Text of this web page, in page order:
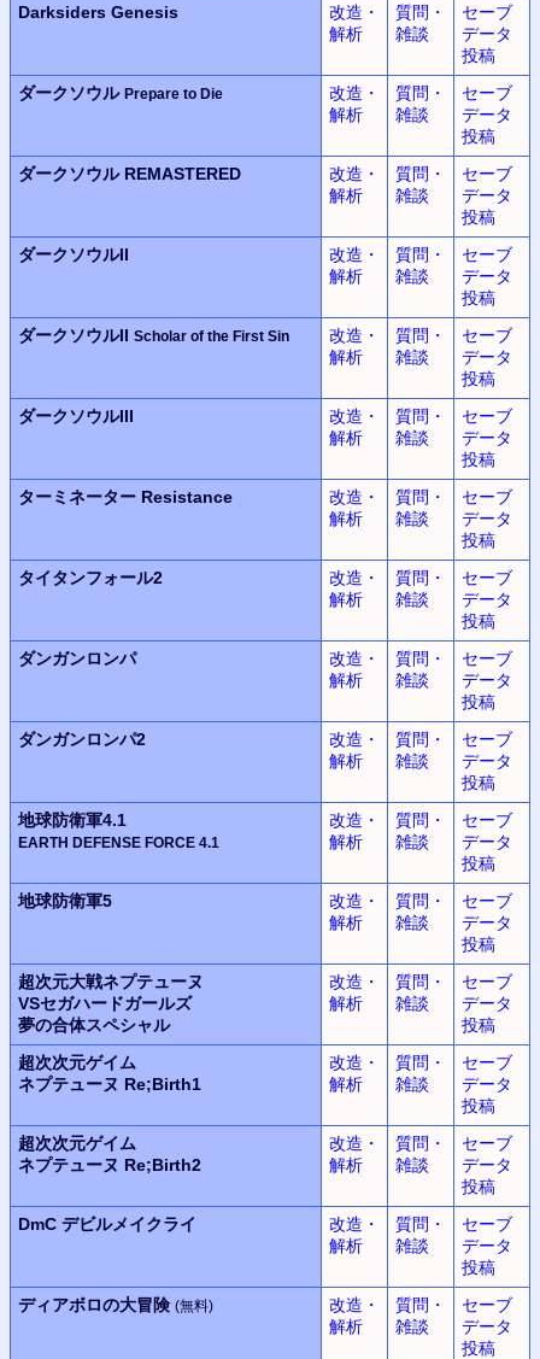
Darksiders Genesis
改造・
解析
質問・
雑談
セーブ
データ
投稿
ダークソウル Prepare to Die
改造・
解析
質問・
雑談
セーブ
データ
投稿
ダークソウル REMASTERED
改造・
解析
質問・
雑談
セーブ
データ
投稿
ダークソウルII
改造・
解析
質問・
雑談
セーブ
データ
投稿
ダークソウルII Scholar of the First Sin
改造・
解析
質問・
雑談
セーブ
データ
投稿
ダークソウルIII
改造・
解析
質問・
雑談
セーブ
データ
投稿
ターミネーター Resistance
改造・
解析
質問・
雑談
セーブ
データ
投稿
タイタンフォール2
改造・
解析
質問・
雑談
セーブ
データ
投稿
ダンガンロンパ
改造・
解析
質問・
雑談
セーブ
データ
投稿
ダンガンロンパ2
改造・
解析
質問・
雑談
セーブ
データ
投稿
地球防衛軍4.1
EARTH DEFENSE FORCE 4.1
改造・
解析
質問・
雑談
セーブ
データ
投稿
地球防衛軍5
改造・
解析
質問・
雑談
セーブ
データ
投稿
超次元大戦ネプテューヌ
VSセガハードガールズ
夢の合体スペシャル
改造・
解析
質問・
雑談
セーブ
データ
投稿
超次次元ゲイム
ネプテューヌ Re;Birth1
改造・
解析
質問・
雑談
セーブ
データ
投稿
超次次元ゲイム
ネプテューヌ Re;Birth2
改造・
解析
質問・
雑談
セーブ
データ
投稿
DmC デビルメイクライ
改造・
解析
質問・
雑談
セーブ
データ
投稿
ディアボロの大冒険 (無料)
改造・
解析
質問・
雑談
セーブ
データ
投稿